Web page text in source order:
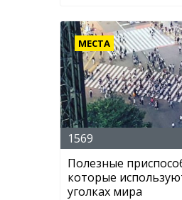
МЕСТА
1569
Полезные
которые
уголках мира